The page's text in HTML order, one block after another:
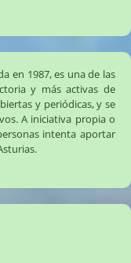
en 1987, es una de las
y más activas de
y periódicas, y se
A iniciativa propia o
intenta aportar